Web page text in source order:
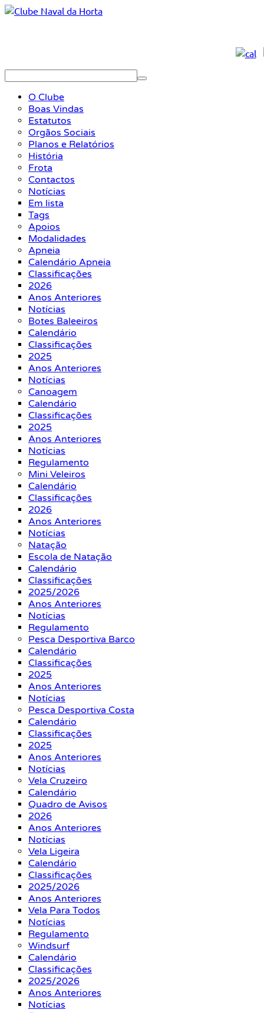
O Clube
Boas Vindas
Estatutos
Orgãos Sociais
Planos e Relatórios
História
Frota
Contactos
Notícias
Em lista
Tags
Apoios
Modalidades
Apneia
Calendário Apneia
Classificações
2026
Anos Anteriores
Notícias
Botes Baleeiros
Calendário
Classificações
2025
Anos Anteriores
Notícias
Canoagem
Calendário
Classificações
2025
Anos Anteriores
Notícias
Regulamento
Mini Veleiros
Calendário
Classificações
2026
Anos Anteriores
Notícias
Natação
Escola de Natação
Calendário
Classificações
2025/2026
Anos Anteriores
Notícias
Regulamento
Pesca Desportiva Barco
Calendário
Classificações
2025
Anos Anteriores
Notícias
Pesca Desportiva Costa
Calendário
Classificações
2025
Anos Anteriores
Notícias
Vela Cruzeiro
Calendário
Quadro de Avisos
2026
Anos Anteriores
Notícias
Vela Ligeira
Calendário
Classificações
2025/2026
Anos Anteriores
Vela Para Todos
Notícias
Regulamento
Windsurf
Calendário
Classificações
2025/2026
Anos Anteriores
Notícias